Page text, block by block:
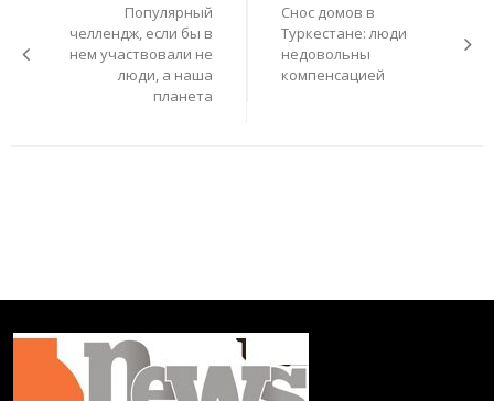
Популярный
челлендж, если бы в
нем участвовали не
люди, а наша
планета
Cнос домов в
Туркестане: люди
недовольны
компенсацией